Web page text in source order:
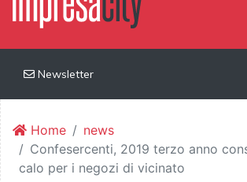
Newsletter
Home
news
Confesercenti, 2019 terzo anno
calo per i negozi di vicinato